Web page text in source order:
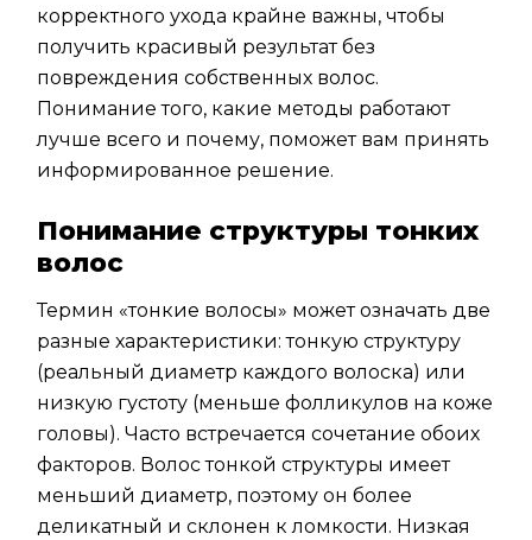
корректного ухода крайне важны, чтобы
получить красивый результат без
повреждения собственных волос.
Понимание того, какие методы работают
лучше всего и почему, поможет вам принять
информированное решение.
Понимание структуры тонких
волос
Термин «тонкие волосы» может означать две
разные характеристики: тонкую структуру
(реальный диаметр каждого волоска) или
низкую густоту (меньше фолликулов на коже
головы). Часто встречается сочетание обоих
факторов. Волос тонкой структуры имеет
меньший диаметр, поэтому он более
деликатный и склонен к ломкости. Низкая